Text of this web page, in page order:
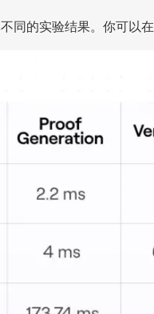
同的实验结果。你可以在